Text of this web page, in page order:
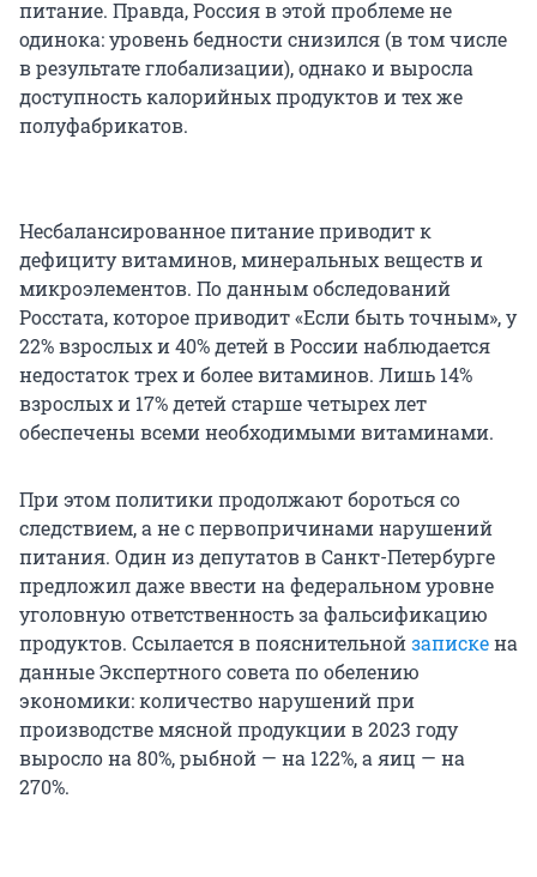
питание. Правда, Россия в этой проблеме не
одинока: уровень бедности снизился (в том числе
в результате глобализации), однако и выросла
доступность калорийных продуктов и тех же
полуфабрикатов.
Несбалансированное питание приводит к
дефициту витаминов, минеральных веществ и
микроэлементов. По данным обследований
Росстата, которое приводит «Если быть точным», у
22% взрослых и 40% детей в России наблюдается
недостаток трех и более витаминов. Лишь 14%
взрослых и 17% детей старше четырех лет
обеспечены всеми необходимыми витаминами.
При этом политики продолжают бороться со
следствием, а не с первопричинами нарушений
питания. Один из депутатов в Санкт-Петербурге
предложил даже ввести на федеральном уровне
уголовную ответственность за фальсификацию
продуктов. Ссылается в пояснительнойзапискена
данные Экспертного совета по обелению
экономики: количество нарушений при
производстве мясной продукции в 2023 году
выросло на 80%, рыбной — на 122%, а яиц — на
270%.